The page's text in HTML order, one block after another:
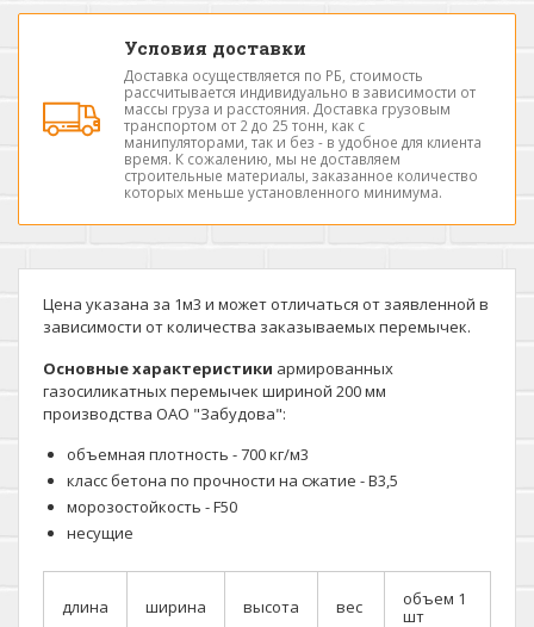
Условия доставки
Доставка осуществляется по РБ, стоимость
рассчитывается индивидуально в зависимости от
массы груза и расстояния. Доставка грузовым
транспортом от 2 до 25 тонн, как с
манипуляторами, так и без - в удобное для клиента
время. К сожалению, мы не доставляем
строительные материалы, заказанное количество
которых меньше установленного минимума.
Цена указана за 1м3 и может отличаться от заявленной в
зависимости от количества заказываемых перемычек.
Основные характеристики армированных
газосиликатных перемычек шириной 200 мм
производства ОАО "Забудова":
объемная плотность - 700 кг/м3
класс бетона по прочности на сжатие - В3,5
морозостойкость - F50
несущие
длина ширина высота вес
объем 1
шт